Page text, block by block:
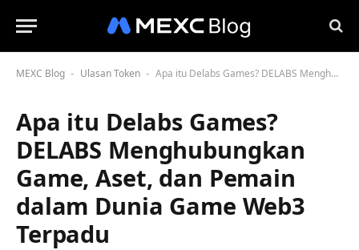
MEXC Blog - Ulasan Token - Apa itu Delabs Games? DELABS Menghubungkan Game, Aset, dan Pemain dalam Dunia Game Web3 Terpadu
Apa itu Delabs Games?
DELABS Menghubungkan
Game, Aset, dan Pemain
dalam Dunia Game Web3
Terpadu